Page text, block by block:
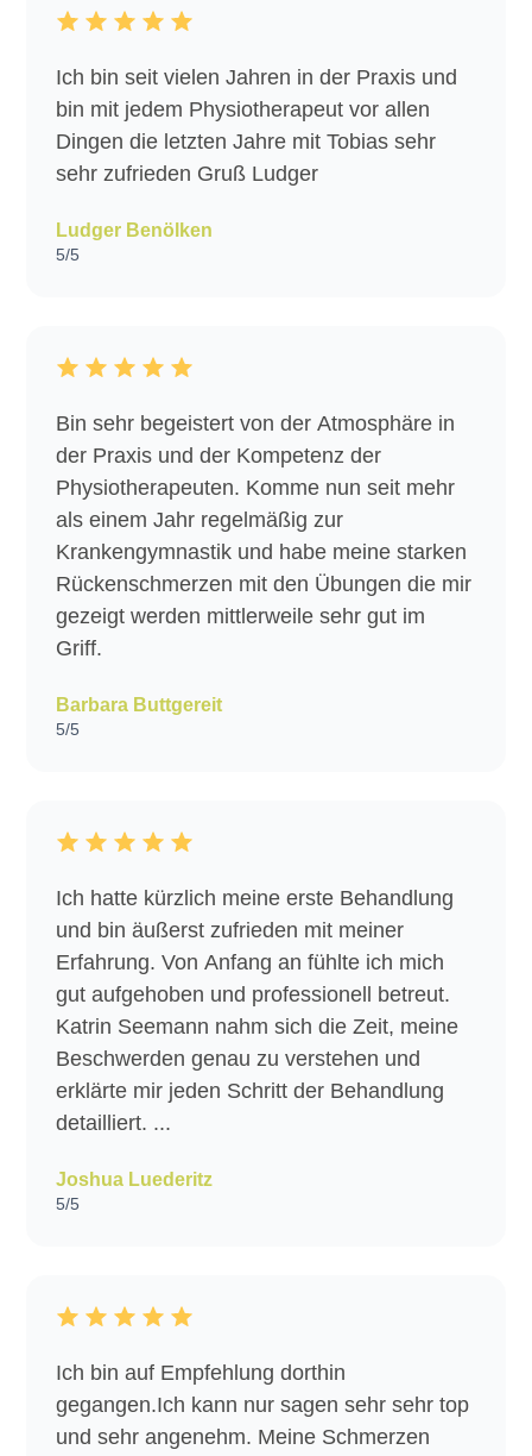
Ich bin seit vielen Jahren in der Praxis und
bin mit jedem Physiotherapeut vor allen
Dingen die letzten Jahre mit Tobias sehr
sehr zufrieden Gruß Ludger
Ludger Benölken
5/5
Bin sehr begeistert von der Atmosphäre in
der Praxis und der Kompetenz der
Physiotherapeuten. Komme nun seit mehr
als einem Jahr regelmäßig zur
Krankengymnastik und habe meine starken
Rückenschmerzen mit den Übungen die mir
gezeigt werden mittlerweile sehr gut im
Griff.
Barbara Buttgereit
5/5
Ich hatte kürzlich meine erste Behandlung
und bin äußerst zufrieden mit meiner
Erfahrung. Von Anfang an fühlte ich mich
gut aufgehoben und professionell betreut.
Katrin Seemann nahm sich die Zeit, meine
Beschwerden genau zu verstehen und
erklärte mir jeden Schritt der Behandlung
detailliert. ...
Joshua Luederitz
5/5
Ich bin auf Empfehlung dorthin
gegangen.Ich kann nur sagen sehr sehr top
und sehr angenehm. Meine Schmerzen